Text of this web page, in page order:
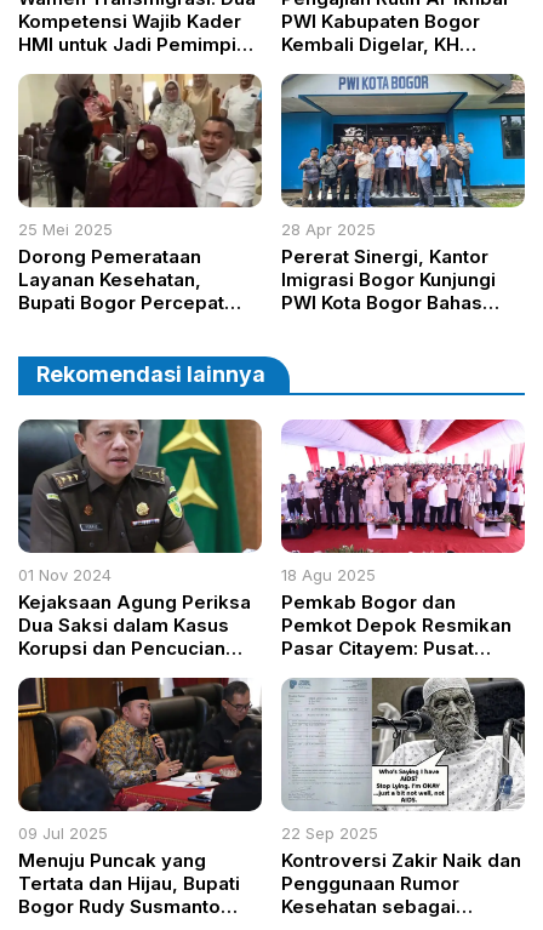
Kompetensi Wajib Kader
HMI untuk Jadi Pemimpin
PWI Kabupaten Bogor
Kembali Digelar, KH
Sampaikan Tausiah
Menjelang Ramadan
25 Mei 2025
Dorong Pemerataan
Layanan Kesehatan,
Bupati Bogor Percepat
28 Apr 2025
Pererat Sinergi, Kantor
Imigrasi Bogor Kunjungi
PWI Kota Bogor Bahas
Rekomendasi lainnya
01 Nov 2024
Kejaksaan Agung Periksa
Dua Saksi dalam Kasus
Korupsi dan Pencucian
18 Agu 2025
Pemkab Bogor dan
Pemkot Depok Resmikan
Pasar Citayem: Pusat
Modern di Perbatasan
09 Jul 2025
Menuju Puncak yang
Tertata dan Hijau, Bupati
Bogor Rudy Susmanto
22 Sep 2025
Kontroversi Zakir Naik dan
Penggunaan Rumor
Kesehatan sebagai